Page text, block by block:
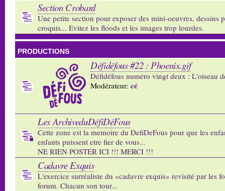
Section Crobard
Une petite section pour exposer des mini-oeuvres, dessins
croquis... Evitez les floods et les images trop lourdes.
PRODUCTIONS
Défidéfous #22 : Phoenix.gif
Défidéfous numéro vingt deux : L'oiseau
Modérateur: cé
Les ArchiveduDéfiDéFous
Cette zone est la memoire du DefiDeFous pour que les
enfants puissent etre fier de vous...
NE RIEN POSTER ICI !!! MERCI !!!
Cadavre Exquis
L'exercice surréaliste du «cadavre exquis» revisité par les
forum. Chacun son tour...